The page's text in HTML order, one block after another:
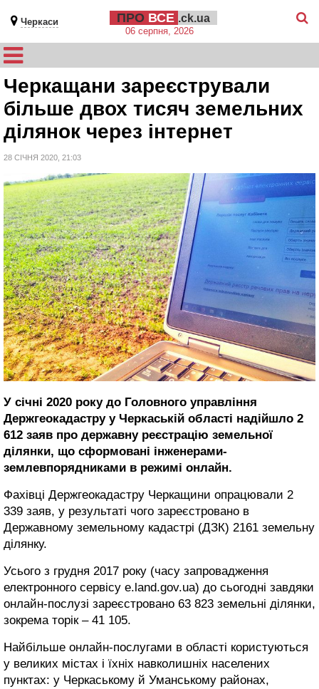
Черкаси ПРО ВСЕ .ck.ua
06 серпня, 2026
Черкащани зареєстрували
більше двох тисяч земельних
ділянок через інтернет
28 СІЧНЯ 2020, 21:03
У січні 2020 року до Головного управління
Держгеокадастру у Черкаській області надійшло 2
612 заяв про державну реєстрацію земельної
ділянки, що сформовані інженерами-
землевпорядниками в режимі онлайн.
Фахівці Держгеокадастру Черкащини опрацювали 2
339 заяв, у результаті чого зареєстровано в
Державному земельному кадастрі (ДЗК) 2161 земельну
ділянку.
Усього з грудня 2017 року (часу запровадження
електронного сервісу e.land.gov.ua) до сьогодні завдяки
онлайн-послузі зареєстровано 63 823 земельні ділянки,
зокрема торік – 41 105.
Найбільше онлайн-послугами в області користуються
у великих містах і їхніх навколишніх населених
пунктах: у Черкаському й Уманському районах,